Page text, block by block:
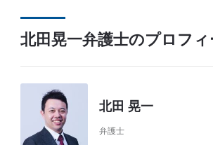
北田晃一弁護士のプロフィ
北田 晃一
弁護士